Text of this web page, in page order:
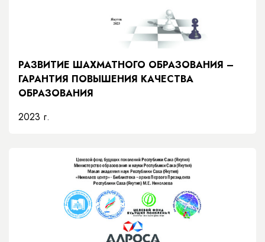
РАЗВИТИЕ ШАХМАТНОГО ОБРАЗОВАНИЯ –
ГАРАНТИЯ ПОВЫШЕНИЯ КАЧЕСТВА
ОБРАЗОВАНИЯ
2023 г.